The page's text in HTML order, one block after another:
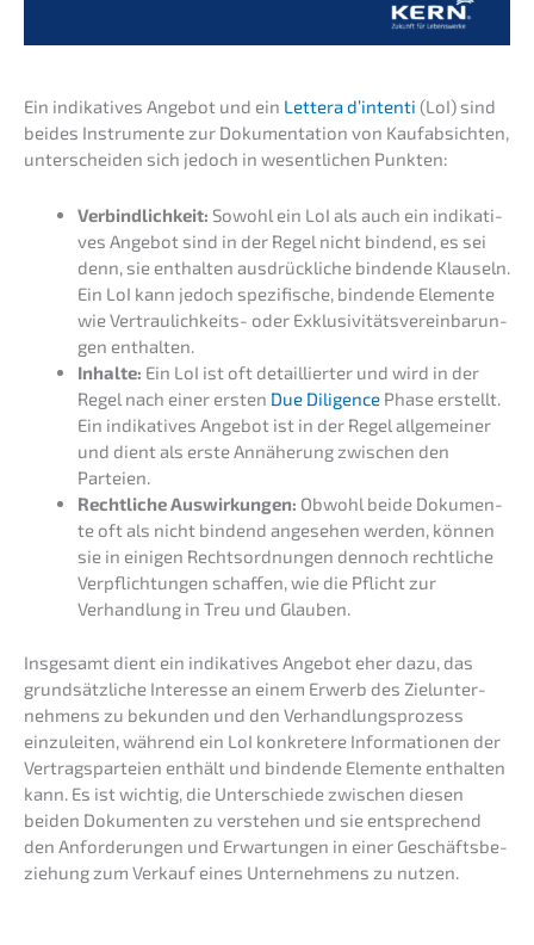
Ein indika­ti­ves Angebot und ein Lette­ra d’inten­ti (LoI) sind
beides Instru­men­te zur Dokumen­ta­ti­on von Kaufab­sich­ten,
unter­schei­den sich jedoch in wesent­li­chen Punkten:
Verbind­lich­keit: Sowohl ein LoI als auch ein indika­ti­
ves Angebot sind in der Regel nicht bindend, es sei
denn, sie enthal­ten ausdrück­li­che binden­de Klauseln.
Ein LoI kann jedoch spezi­fi­sche, binden­de Elemen­te
wie Vertrau­lich­keits- oder Exklu­si­vi­täts­ver­ein­ba­run­
gen enthalten.
Inhal­te: Ein LoI ist oft detail­lier­ter und wird in der
Regel nach einer ersten Due Diligence Phase erstellt.
Ein indika­ti­ves Angebot ist in der Regel allge­mei­ner
und dient als erste Annähe­rung zwischen den
Parteien.
Recht­li­che Auswir­kun­gen: Obwohl beide Dokumen­
te oft als nicht bindend angese­hen werden, können
sie in einigen Rechts­ord­nun­gen dennoch recht­li­che
Verpflich­tun­gen schaf­fen, wie die Pflicht zur
Verhand­lung in Treu und Glauben.
Insge­samt dient ein indika­ti­ves Angebot eher dazu, das
grund­sätz­li­che Inter­es­se an einem Erwerb des Zielun­ter­
neh­mens zu bekun­den und den Verhand­lungs­pro­zess
einzu­lei­ten, während ein LoI konkre­te­re Infor­ma­tio­nen der
Vertrags­par­tei­en enthält und binden­de Elemen­te enthal­ten
kann. Es ist wichtig, die Unter­schie­de zwischen diesen
beiden Dokumen­ten zu verste­hen und sie entspre­chend
den Anfor­de­run­gen und Erwar­tun­gen in einer Geschäfts­be­
zie­hung zum Verkauf eines Unter­neh­mens zu nutzen.